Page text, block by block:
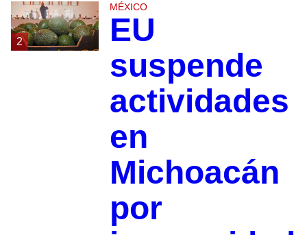
2
MÉXICO
EU
suspende
actividades
en
Michoacán
por